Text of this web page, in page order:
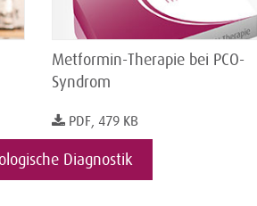
Metformin-Therapie bei PCO-
Syndrom
PDF, 479 KB
Diagnostik